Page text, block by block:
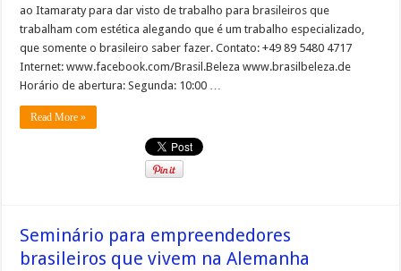
ao Itamaraty para dar visto de trabalho para brasileiros que
trabalham com estética alegando que é um trabalho especializado,
que somente o brasileiro saber fazer. Contato: +49 89 5480 4717
Internet: www.facebook.com/Brasil.Beleza www.brasilbeleza.de
Horário de abertura: Segunda: 10:00 …
Read More »
Seminário para empreendedores
brasileiros que vivem na Alemanha